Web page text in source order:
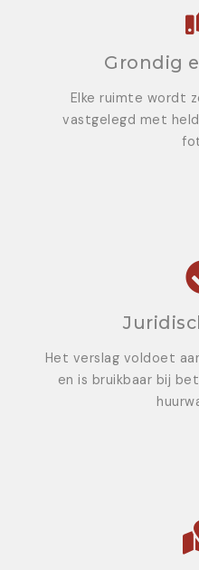
Grondig
Elke ruimte wordt
vastgelegd met
Het verslag voldoet
en is bruikbaar bij